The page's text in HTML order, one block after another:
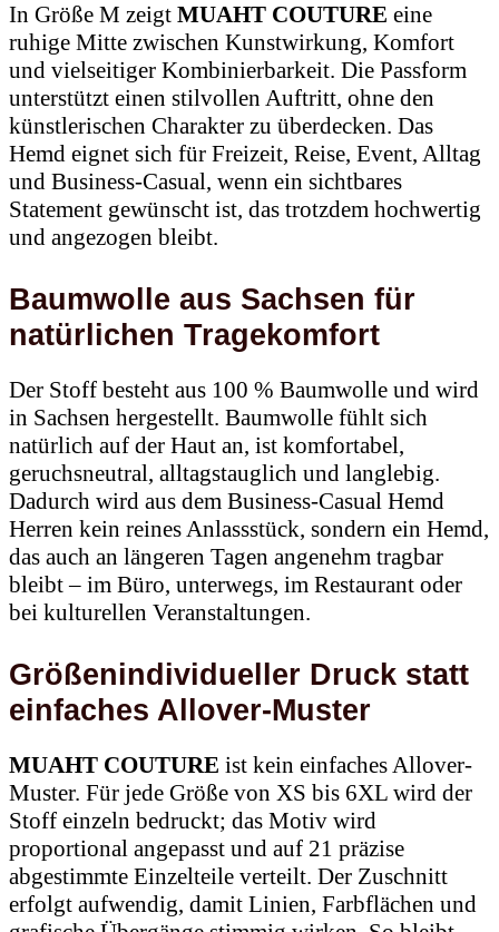
In Größe M zeigt MUAHT COUTURE eine
ruhige Mitte zwischen Kunstwirkung, Komfort
und vielseitiger Kombinierbarkeit. Die Passform
unterstützt einen stilvollen Auftritt, ohne den
künstlerischen Charakter zu überdecken. Das
Hemd eignet sich für Freizeit, Reise, Event, Alltag
und Business-Casual, wenn ein sichtbares
Statement gewünscht ist, das trotzdem hochwertig
und angezogen bleibt.
Baumwolle aus Sachsen für
natürlichen Tragekomfort
Der Stoff besteht aus 100 % Baumwolle und wird
in Sachsen hergestellt. Baumwolle fühlt sich
natürlich auf der Haut an, ist komfortabel,
geruchsneutral, alltagstauglich und langlebig.
Dadurch wird aus dem Business-Casual Hemd
Herren kein reines Anlassstück, sondern ein Hemd,
das auch an längeren Tagen angenehm tragbar
bleibt – im Büro, unterwegs, im Restaurant oder
bei kulturellen Veranstaltungen.
Größenindividueller Druck statt
einfaches Allover-Muster
MUAHT COUTURE ist kein einfaches Allover-
Muster. Für jede Größe von XS bis 6XL wird der
Stoff einzeln bedruckt; das Motiv wird
proportional angepasst und auf 21 präzise
abgestimmte Einzelteile verteilt. Der Zuschnitt
erfolgt aufwendig, damit Linien, Farbflächen und